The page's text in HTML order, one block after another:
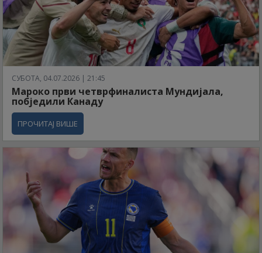
СУБОТА, 04.07.2026 | 21:45
Мароко први четврфиналиста Мундијала,
побједили Канаду
ПРОЧИТАЈ ВИШЕ